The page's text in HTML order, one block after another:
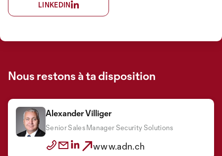
LINKEDIN
Nous restons à ta disposition
Alexander Villiger
Senior Sales Manager Security Solutions
www.adn.ch